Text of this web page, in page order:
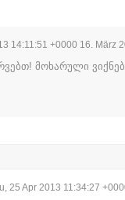
14:11:51 +0000 16. März
მოხარული
25 Apr 2013 11:34:27